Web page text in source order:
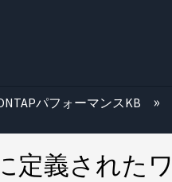
パフォーマンスKB
義された